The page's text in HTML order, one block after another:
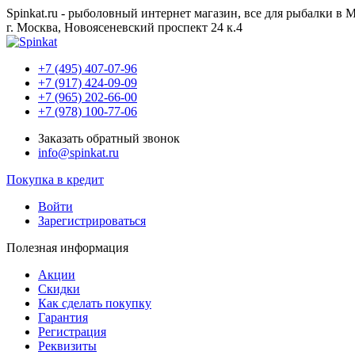
Spinkat.ru - рыболовный интернет магазин, все для рыбалки в
г. Москва, Новоясеневский проспект 24 к.4
+7 (495) 407-07-96
+7 (917) 424-09-09
+7 (965) 202-66-00
+7 (978) 100-77-06
Заказать обратный звонок
info@spinkat.ru
Покупка в кредит
Войти
Зарегистрироваться
Полезная информация
Акции
Скидки
Как сделать покупку
Гарантия
Регистрация
Реквизиты